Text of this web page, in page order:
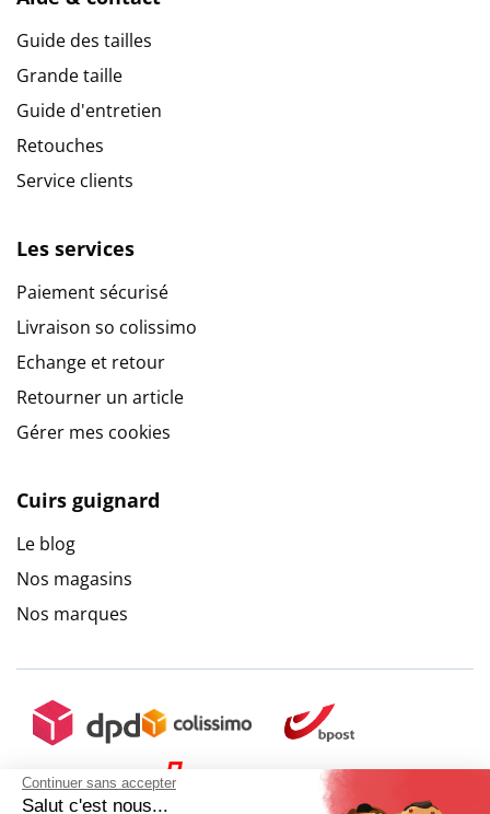
Continuer sans accepter
Salut c'est nous...
Guide des tailles
Grande taille
Guide d'entretien
Retouches
Service clients
Les services
Paiement sécurisé
Livraison so colissimo
Echange et retour
Retourner un article
Gérer mes cookies
Cuirs guignard
Le blog
Nos magasins
Nos marques